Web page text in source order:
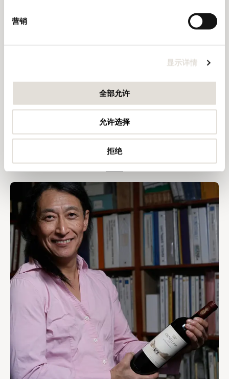
营销
显示详情
全部允许
允许选择
拒绝
奥纳亚2014年份“精萃”
埃内斯托.内图
发现